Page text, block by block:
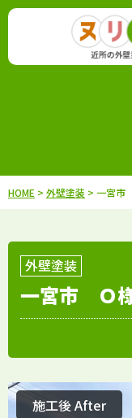
HOME > 外壁塗装 > 一宮
外壁塗装
一宮市 Ｏ
施工後 After